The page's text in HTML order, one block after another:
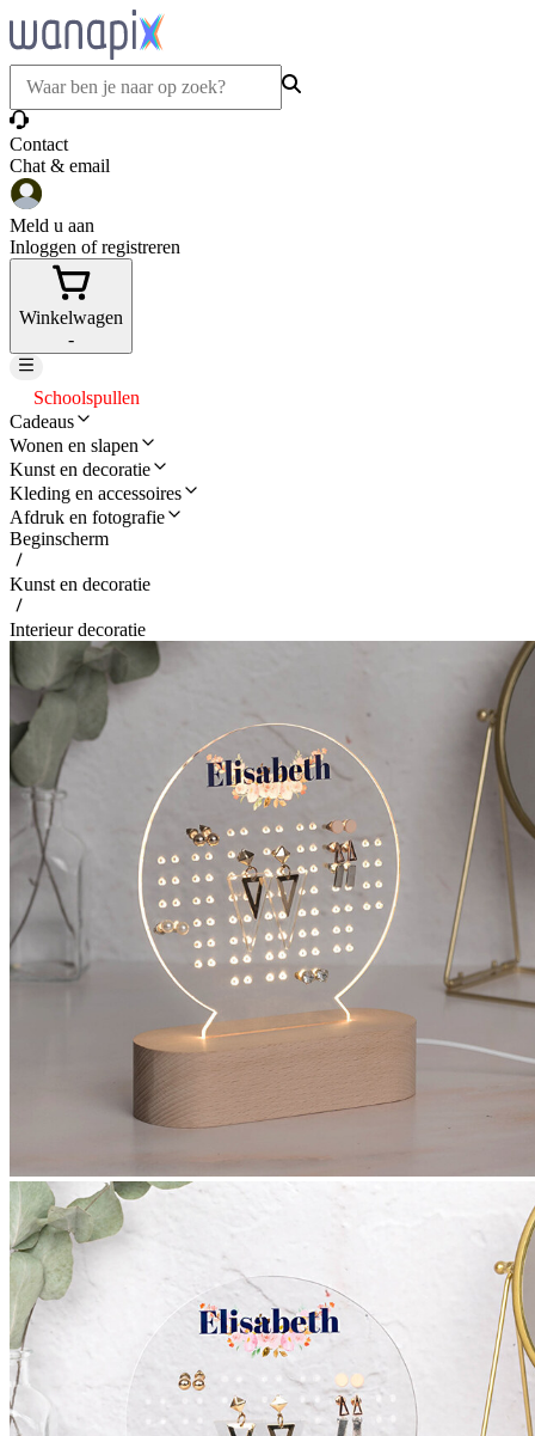
Contact
Chat & email
Meld u aan
Inloggen of registreren
Winkelwagen
-
Schoolspullen
Cadeaus
Wonen en slapen
Kunst en decoratie
Kleding en accessoires
Afdruk en fotografie
Beginscherm
Kunst en decoratie
Interieur decoratie